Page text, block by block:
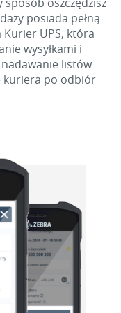
posiada pełną
UPS, która
wysyłkami i
listów
kuriera po odbiór